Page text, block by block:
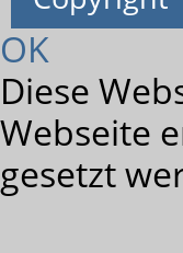
OK
Diese
Webseite
gesetzt